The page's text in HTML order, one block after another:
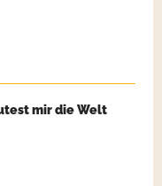
mir die Welt